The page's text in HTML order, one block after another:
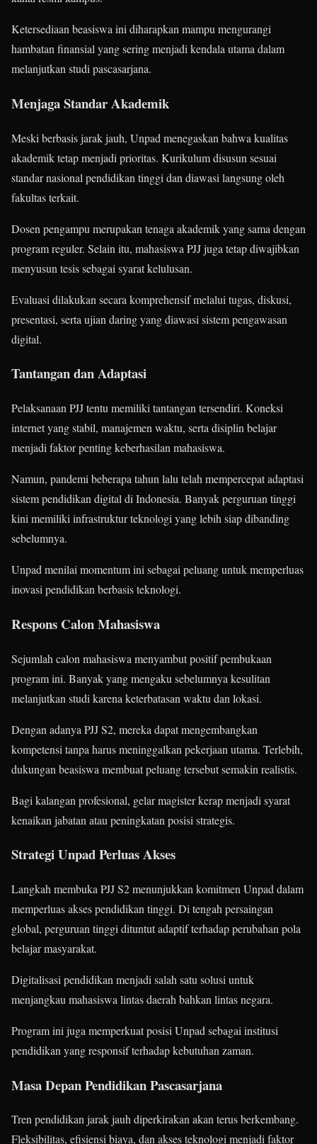
Ketersediaan beasiswa ini diharapkan mampu mengurangi
hambatan finansial yang sering menjadi kendala utama dalam
melanjutkan studi pascasarjana.
Menjaga Standar Akademik
Meski berbasis jarak jauh, Unpad menegaskan bahwa kualitas
akademik tetap menjadi prioritas. Kurikulum disusun sesuai
standar nasional pendidikan tinggi dan diawasi langsung oleh
fakultas terkait.
Dosen pengampu merupakan tenaga akademik yang sama dengan
program reguler. Selain itu, mahasiswa PJJ juga tetap diwajibkan
menyusun tesis sebagai syarat kelulusan.
Evaluasi dilakukan secara komprehensif melalui tugas, diskusi,
presentasi, serta ujian daring yang diawasi sistem pengawasan
digital.
Tantangan dan Adaptasi
Pelaksanaan PJJ tentu memiliki tantangan tersendiri. Koneksi
internet yang stabil, manajemen waktu, serta disiplin belajar
menjadi faktor penting keberhasilan mahasiswa.
Namun, pandemi beberapa tahun lalu telah mempercepat adaptasi
sistem pendidikan digital di Indonesia. Banyak perguruan tinggi
kini memiliki infrastruktur teknologi yang lebih siap dibanding
sebelumnya.
Unpad menilai momentum ini sebagai peluang untuk memperluas
inovasi pendidikan berbasis teknologi.
Respons Calon Mahasiswa
Sejumlah calon mahasiswa menyambut positif pembukaan
program ini. Banyak yang mengaku sebelumnya kesulitan
melanjutkan studi karena keterbatasan waktu dan lokasi.
Dengan adanya PJJ S2, mereka dapat mengembangkan
kompetensi tanpa harus meninggalkan pekerjaan utama. Terlebih,
dukungan beasiswa membuat peluang tersebut semakin realistis.
Bagi kalangan profesional, gelar magister kerap menjadi syarat
kenaikan jabatan atau peningkatan posisi strategis.
Strategi Unpad Perluas Akses
Langkah membuka PJJ S2 menunjukkan komitmen Unpad dalam
memperluas akses pendidikan tinggi. Di tengah persaingan
global, perguruan tinggi dituntut adaptif terhadap perubahan pola
belajar masyarakat.
Digitalisasi pendidikan menjadi salah satu solusi untuk
menjangkau mahasiswa lintas daerah bahkan lintas negara.
Program ini juga memperkuat posisi Unpad sebagai institusi
pendidikan yang responsif terhadap kebutuhan zaman.
Masa Depan Pendidikan Pascasarjana
Tren pendidikan jarak jauh diperkirakan akan terus berkembang.
Fleksibilitas, efisiensi biaya, dan akses teknologi menjadi faktor